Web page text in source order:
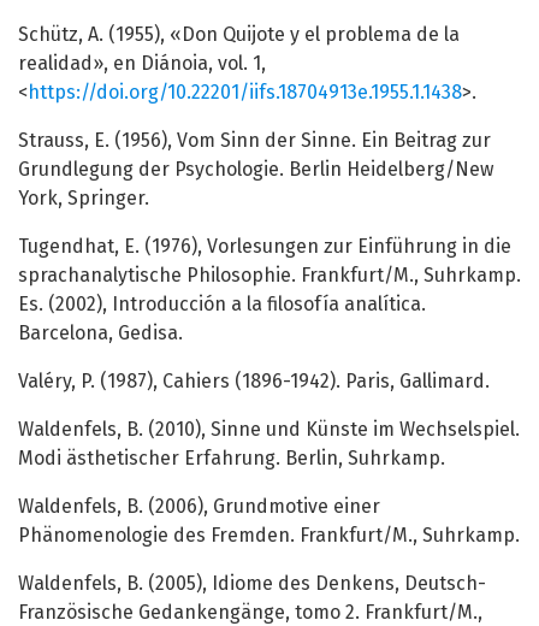
Schütz, A. (1955), «Don Quijote y el problema de la
realidad», en Diánoia, vol. 1,
<https://doi.org/10.22201/iifs.18704913e.1955.1.1438>.
Strauss, E. (1956), Vom Sinn der Sinne. Ein Beitrag zur
Grundlegung der Psychologie. Berlin Heidelberg/New
York, Springer.
Tugendhat, E. (1976), Vorlesungen zur Einführung in die
sprachanalytische Philosophie. Frankfurt/M., Suhrkamp.
Es. (2002), Introducción a la filosofía analítica.
Barcelona, Gedisa.
Valéry, P. (1987), Cahiers (1896-1942). Paris, Gallimard.
Waldenfels, B. (2010), Sinne und Künste im Wechselspiel.
Modi ästhetischer Erfahrung. Berlin, Suhrkamp.
Waldenfels, B. (2006), Grundmotive einer
Phänomenologie des Fremden. Frankfurt/M., Suhrkamp.
Waldenfels, B. (2005), Idiome des Denkens, Deutsch-
Französische Gedankengänge, tomo 2. Frankfurt/M.,